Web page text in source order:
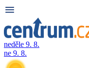
neděle 9. 8.
ne 9. 8.